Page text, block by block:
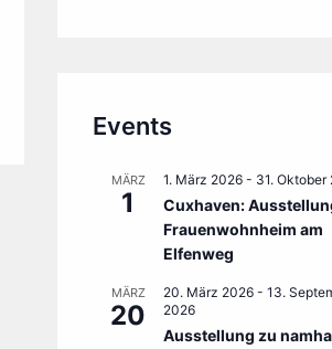
Events
MÄRZ
1
1. März 2026 - 31. Oktober
Cuxhaven:
Frauenwohnheim am
Elfenweg
MÄRZ
20
20. März 2026 - 13.
2026
Ausstellung zu